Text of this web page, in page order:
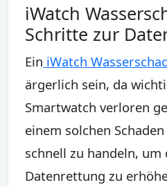
iWatch
Schritte zur
Ein iWatch
ärgerlich sein, da
Smartwatch verloren
einem solchen
schnell zu handeln, um
Datenrettung zu